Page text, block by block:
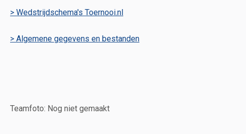
> Wedstrijdschema's Toernooi.nl
> Algemene gegevens en bestanden
Teamfoto: Nog niet gemaakt